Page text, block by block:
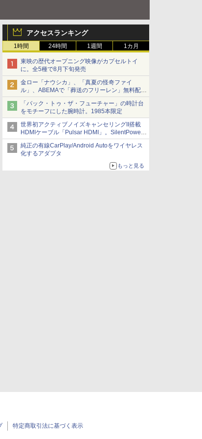
アクセスランキング
1時間 24時間 1週間 1カ月
東映の歴代オープニング映像がカプセルトイ
に。全5種で8月下旬発売
金ロー「ナウシカ」、「真夏の怪奇ファイ
ル」、ABEMAで「葬送のフリーレン」無料配信
など。夏の特番・配信情報
「バック・トゥ・ザ・フューチャー」の時計台
をモチーフにした腕時計。1985本限定
世界初アクティブノイズキャンセリングII搭載
HDMIケーブル「Pulsar HDMI」。SilentPower
から
純正の有線CarPlay/Android Autoをワイヤレス
化するアダプタ
もっと見る
特定商取引法に基づく表示